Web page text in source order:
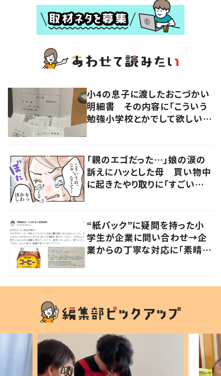
小4の息子に渡したおこづかい
明細書 その内容に「こういう
勉強小学校とかでして欲しい」
「親のエゴだった…」娘の涙の
訴えにハッとした母 買い物中
に起きたやり取りに「すごい分
“紙パック”に疑問を持った小
学生が企業に問い合わせ→企
業からの丁寧な対応に「素晴ら